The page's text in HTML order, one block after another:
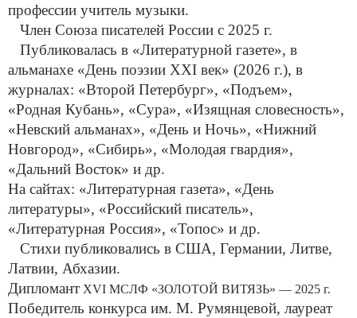
профессии учитель музыки.
Член Союза писателей России с 2025 г.
Публиковалась в «Литературной газете», в
альманахе «День поэзии XXI век» (2026 г.), в
журналах: «Второй Петербург», «Подъем»,
«Родная Кубань», «Сура», «Изящная словесность»,
«Невский альманах», «День и Ночь», «Нижний
Новгород», «Сибирь», «Молодая гвардия»,
«Дальний Восток» и др.
На сайтах: «Литературная газета», «День
литературы», «Российский писатель»,
«Литературная Россия», «Топос» и др.
Стихи публиковались в США, Германии, Литве,
Латвии, Абхазии.
Дипломант XVI МСЛФ «ЗОЛОТОЙ ВИТЯЗЬ» — 2025 г.
Победитель конкурса им. М. Румянцевой, лауреат